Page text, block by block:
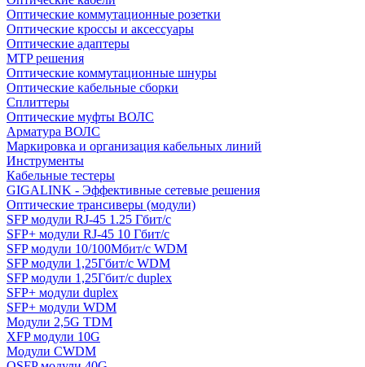
Оптические коммутационные розетки
Оптические кроссы и аксессуары
Оптические адаптеры
MTP решения
Оптические коммутационные шнуры
Оптические кабельные сборки
Сплиттеры
Оптические муфты ВОЛС
Арматура ВОЛС
Маркировка и организация кабельных линий
Инструменты
Кабельные тестеры
GIGALINK - Эффективные сетевые решения
Оптические трансиверы (модули)
SFP модули RJ-45 1.25 Гбит/c
SFP+ модули RJ-45 10 Гбит/c
SFP модули 10/100Мбит/с WDM
SFP модули 1,25Гбит/с WDM
SFP модули 1,25Гбит/с duplex
SFP+ модули duplex
SFP+ модули WDM
Модули 2,5G TDM
XFP модули 10G
Модули CWDM